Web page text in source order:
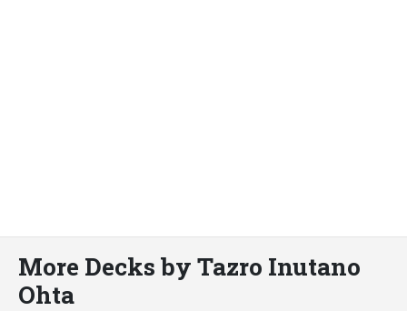
More Decks by Tazro Inutano
Ohta